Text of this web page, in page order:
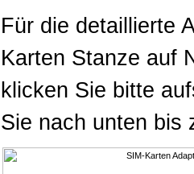
Für die detaillierte
Karten Stanze auf
klicken Sie bitte
Sie nach unten bis